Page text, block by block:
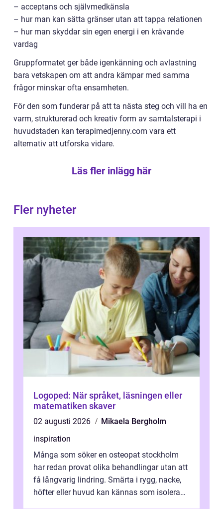
– acceptans och självmedkänsla
– hur man kan sätta gränser utan att tappa relationen
– hur man skyddar sin egen energi i en krävande
vardag
Gruppformatet ger både igenkänning och avlastning
bara vetskapen om att andra kämpar med samma
frågor minskar ofta ensamheten.
För den som funderar på att ta nästa steg och vill ha en
varm, strukturerad och kreativ form av samtalsterapi i
huvudstaden kan terapimedjenny.com vara ett
alternativ att utforska vidare.
Läs fler inlägg här
Fler nyheter
Logoped: När språket, läsningen eller
matematiken skaver
02 augusti 2026
Mikaela Bergholm
inspiration
Många som söker en osteopat stockholm
har redan provat olika behandlingar utan att
få långvarig lindring. Smärta i rygg, nacke,
höfter eller huvud kan kännas som isolerade